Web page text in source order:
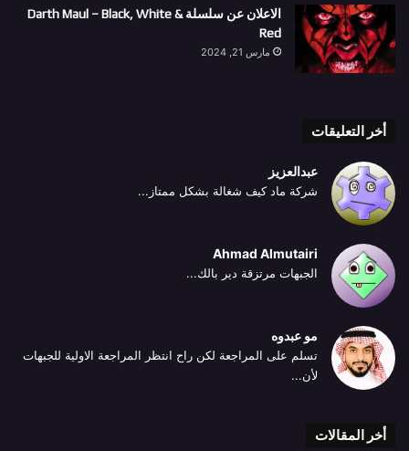
الاعلان عن سلسلة Darth Maul – Black, White &
Red
مارس 21, 2024
أخر التعليقات
عبدالعزيز
شركة ماد كيف شغالة بشكل ممتاز...
Ahmad Almutairi
الجبهات مرتزقة دير بالك...
مو عبدوه
تسلم على المراجعة لكن راح انتظر المراجعة الاولية للجبهات
لأن...
أخر المقالات